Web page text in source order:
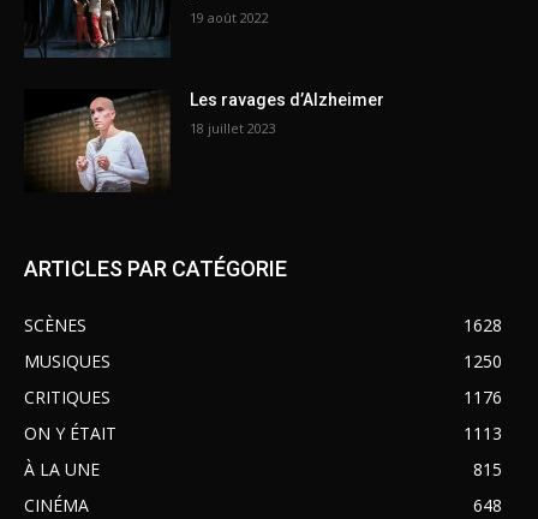
19 août 2022
Les ravages d’Alzheimer
18 juillet 2023
ARTICLES PAR CATÉGORIE
SCÈNES
1628
MUSIQUES
1250
CRITIQUES
1176
ON Y ÉTAIT
1113
À LA UNE
815
CINÉMA
648